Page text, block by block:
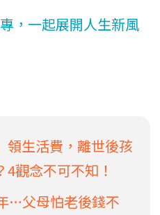
，一起展開人生新風
領生活費，離世後孩
觀念不可不知！
…父母怕老後錢不